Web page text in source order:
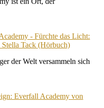
- Fürchte das Licht:
Tack (Hörbuch)
der Welt versammeln sich
Everfall Academy von